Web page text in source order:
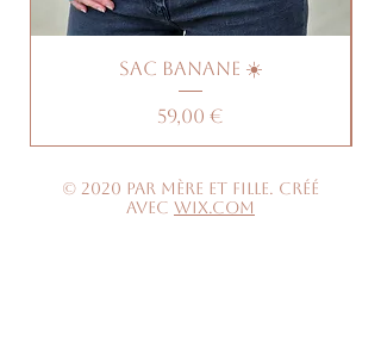
Sac banane ☀️
Prix
59,00 €
© 2020 par Mère et Fille. Créé
avec Wix.com